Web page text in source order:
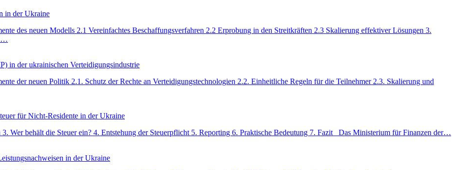
in der Ukraine
des neuen Modells 2.1 Vereinfachtes Beschaffungsverfahren 2.2 Erprobung in den Streitkräften 2.3 Skalierung effektiver Lösungen 3.
in der ukrainischen Verteidigungsindustrie
der neuen Politik 2.1. Schutz der Rechte an Verteidigungstechnologien 2.2. Einheitliche Regeln für die Teilnehmer 2.3. Skalierung und
für Nicht-Residente in der Ukraine
Wer behält die Steuer ein? 4. Entstehung der Steuerpflicht 5. Reporting 6. Praktische Bedeutung 7. Fazit Das Ministerium für Finanzen der…
in der Ukraine